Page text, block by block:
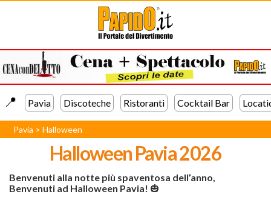
📍️ Pavia Discoteche Ristoranti Cocktail Bar
Pavia >Halloween
HalloweenPavia2026
Benvenuti alla notte più spaventosa dell’anno,
Benvenuti ad Halloween Pavia! 🎃